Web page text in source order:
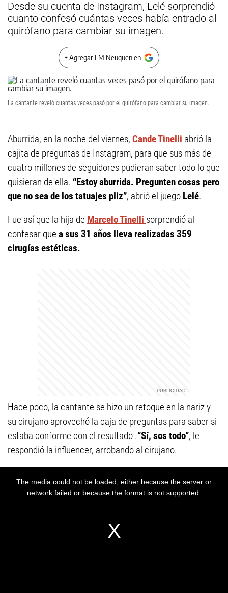
Desde su cuenta de Instagram, Lelé sorprendió
cuanto confesó cuántas veces había entrado al
quirófano para cambiar su imagen.
+ Agregar LM Neuquen en
La cantante reveló cuantas veces pasó por el quirófano para cambiar su imagen.
Aburrida, en la noche del viernes, Cande Tinelli abrió la
cajita de preguntas de Instagram, para que sus más de
cuatro millones de seguidores pudieran saber todo lo que
quisieran de ella. “Estoy aburrida. Pregunten cosas pero
que no sea de los tatuajes pliz”, abrió el juego Lelé.
Fue así que la hija de Marcelo Tinelli sorprendió al
confesar que a sus 31 años lleva realizadas 359
cirugías estéticas.
Hace poco, la cantante se hizo un retoque en la nariz y
su cirujano aprovechó la caja de preguntas para saber si
estaba conforme con el resultado .“Sí, sos todo”, le
respondió la influencer, arrobando al cirujano.